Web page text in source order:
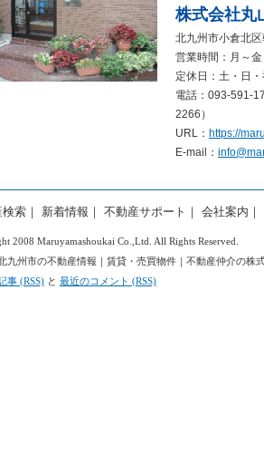
株式会社丸
北九州市小倉北
営業時間：月～
定休日：土・日
電話：093-591-
2266）
URL： https://
E-mail：
検索 ｜ 新着情報 ｜ 不動産サポート ｜ 会社案内 ｜
2008 Maruyamashoukai Co.,Ltd. All Rights Reserved.
九州市の不動産情報｜賃貸・売買物件｜不動産仲介の株
事 (RSS) と 最近のコメント (RSS)